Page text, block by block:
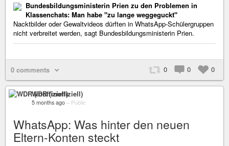
Bundesbildungsministerin Prien zu den Problemen in
Klassenchats: Man habe "zu lange weggeguckt"
Nacktbilder oder Gewaltvideos dürften in WhatsApp-Schülergruppen
nicht verbreitet werden, sagt Bundesbildungsministerin Prien.
0 0 0
0 comments
WDR (inoffiziell)
5 months ago – Public
WhatsApp: Was hinter den neuen
Eltern-Konten steckt